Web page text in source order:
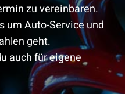
zu vereinbaren.
um Auto-Service und
geht.
auch für eigene